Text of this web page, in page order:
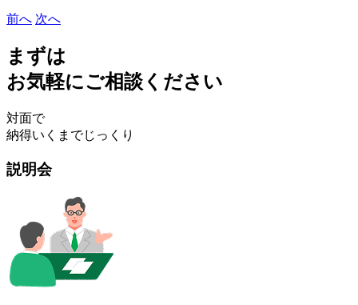
前へ 次へ
まずは
お気軽にご相談ください
対面で
納得いくまでじっくり
説明会